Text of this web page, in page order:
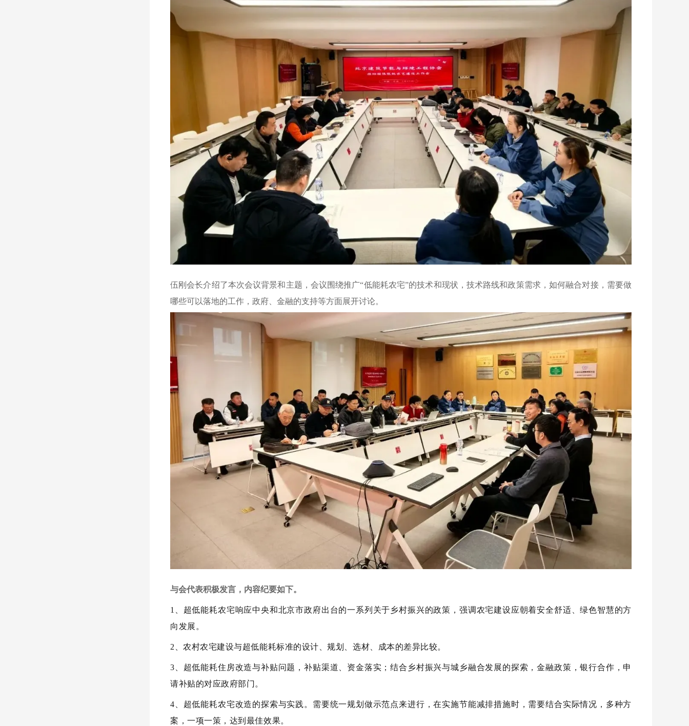
伍刚会长介绍了本次会议背景和主题，会议围绕推广“低能耗农宅”的技术和现状，技术路线和政策需求，如何融合对接，需要做
哪些可以落地的工作，政府、金融的支持等方面展开讨论。
与会代表积极发言，内容纪要如下。
1、超低能耗农宅响应中央和北京市政府出台的一系列关于乡村振兴的政策，强调农宅建设应朝着安全舒适、绿色智慧的方
向发展。
2、农村农宅建设与超低能耗标准的设计、规划、选材、成本的差异比较。
3、超低能耗住房改造与补贴问题，补贴渠道、资金落实；结合乡村振兴与城乡融合发展的探索，金融政策，银行合作，申
请补贴的对应政府部门。
4、超低能耗农宅改造的探索与实践。需要统一规划做示范点来进行，在实施节能减排措施时，需要结合实际情况，多种方
案，一项一策，达到最佳效果。